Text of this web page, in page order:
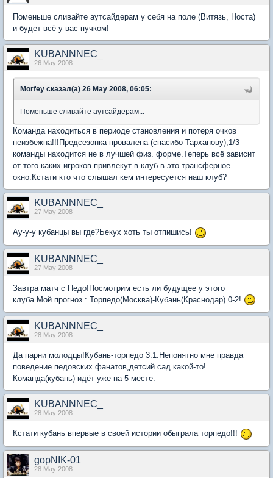
Поменьше сливайте аутсайдерам у себя на поле (Витязь, Носта)
и будет всё у вас пучком!
KUBANNNEC_
26 May 2008
Morfey сказал(а) 26 May 2008, 06:05:
Поменьше сливайте аутсайдерам...
Команда находиться в периоде становления и потеря очков
неизбежна!!!Предсезонка провалена (спасибо Тарханову),1/3
команды находится не в лучшей физ. форме.Теперь всё зависит
от того каких игроков привлекут в клуб в это трансферное
окно.Кстати кто что слышал кем интересуется наш клуб?
KUBANNNEC_
27 May 2008
Ау-у-у кубанцы вы где?Бекух хоть ты отпишись!
KUBANNNEC_
27 May 2008
Завтра матч с Педо!Посмотрим есть ли будущее у этого
клуба.Мой прогноз : Торпедо(Москва)-Кубань(Краснодар) 0-2!
KUBANNNEC_
28 May 2008
Да парни молодцы!Кубань-торпедо 3:1.Непонятно мне правда
поведение педовских фанатов,детсий сад какой-то!
Команда(кубань) идёт уже на 5 месте.
KUBANNNEC_
28 May 2008
Кстати кубань впервые в своей истории обыграла торпедо!!!
gopNIK-01
28 May 2008